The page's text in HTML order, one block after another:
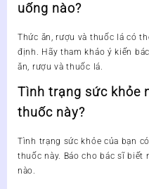
uống nào?
Thức ăn, rượu và thuốc lá có
định. Hãy tham khảo ý kiến
ăn, rượu và thuốc lá.
Tình trạng sức khỏe
thuốc này?
Tình trạng sức khỏe của bạn
thuốc này. Báo cho bác sĩ biết
nào.